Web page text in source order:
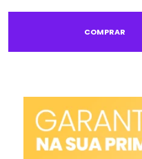
COMPRAR